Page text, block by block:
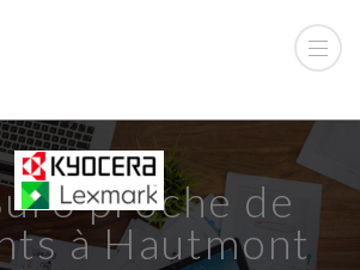
proche de
à Hautmont